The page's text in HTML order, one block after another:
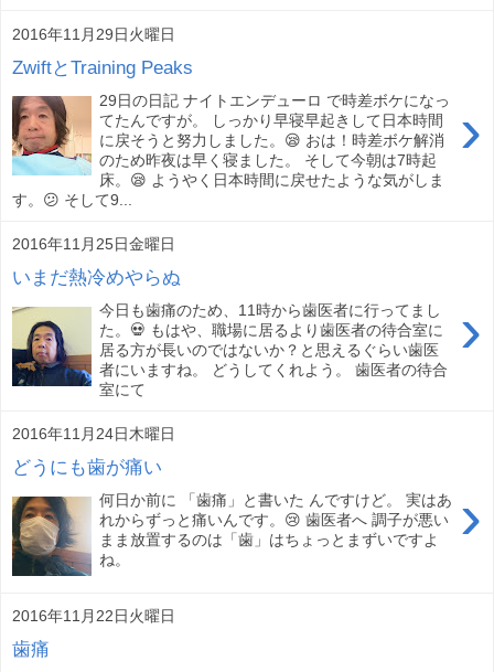
2016年11月29日火曜日
ZwiftとTraining Peaks
›
29日の日記 ナイトエンデューロ で時差ボケになっ
てたんですが。 しっかり早寝早起きして日本時間
に戻そうと努力しました。😪 おは！時差ボケ解消
のため昨夜は早く寝ました。 そして今朝は7時起
床。😪 ようやく日本時間に戻せたような気がしま
す。😕 そして9...
2016年11月25日金曜日
いまだ熱冷めやらぬ
›
今日も歯痛のため、11時から歯医者に行ってまし
た。💀 もはや、職場に居るより歯医者の待合室に
居る方が長いのではないか？と思えるぐらい歯医
者にいますね。 どうしてくれよう。 歯医者の待合
室にて
2016年11月24日木曜日
どうにも歯が痛い
›
何日か前に 「歯痛」と書いた んですけど。 実はあ
れからずっと痛いんです。😢 歯医者へ 調子が悪い
まま放置するのは「歯」はちょっとまずいですよ
ね。
2016年11月22日火曜日
歯痛